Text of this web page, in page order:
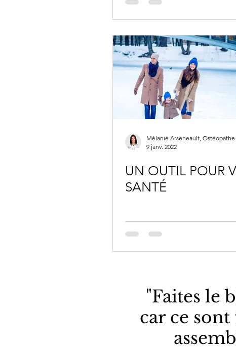
Mélanie Arseneault, Ostéopathe
9 janv. 2022
UN OUTIL POUR
SANTÉ
"Faites le
car ce